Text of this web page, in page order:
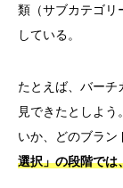
類（サブカテゴリ
している。
たとえば、バーチ
見できたとしよ
いか、どのブラ
選択」の段階では